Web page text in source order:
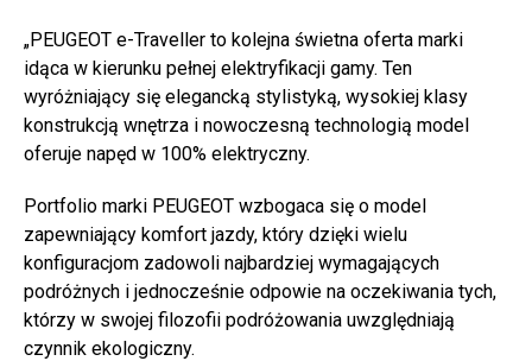
„PEUGEOT e-Traveller to kolejna świetna oferta marki
idąca w kierunku pełnej elektryfikacji gamy. Ten
wyróżniający się elegancką stylistyką, wysokiej klasy
konstrukcją wnętrza i nowoczesną technologią model
oferuje napęd w 100% elektryczny.
Portfolio marki PEUGEOT wzbogaca się o model
zapewniający komfort jazdy, który dzięki wielu
konfiguracjom zadowoli najbardziej wymagających
podróżnych i jednocześnie odpowie na oczekiwania tych,
którzy w swojej filozofii podróżowania uwzględniają
czynnik ekologiczny.